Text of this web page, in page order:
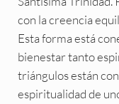
con la creencia
Esta forma está
bienestar tanto
triángulos están
espiritualidad de